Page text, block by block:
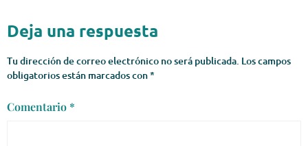
Deja una respuesta
Tu dirección de correo electrónico no será publicada. Los campos
obligatorios están marcados con*
Comentario *